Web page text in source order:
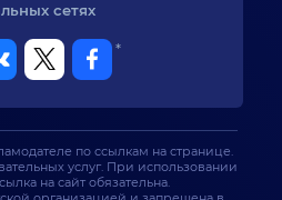
сетях
*
по ссылкам на странице.
услуг. При использовании
на сайт обязательна.